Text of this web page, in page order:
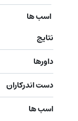
اسب ها
نتایج
داورها
دست اندرکاران
اسب ها